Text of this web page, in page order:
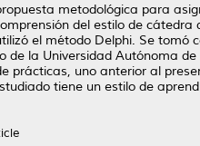
metodológica para
del estilo de
el método Delphi. Se
de la Universidad Autónoma
prácticas, uno anterior al
tiene un estilo de